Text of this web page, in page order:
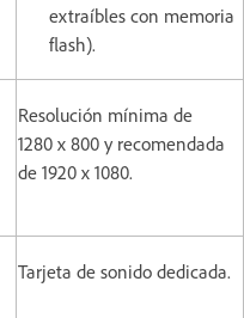
extraíbles con memoria
flash).
Resolución mínima de
1280 x 800 y recomendada
de 1920 x 1080.
Tarjeta de sonido dedicada.